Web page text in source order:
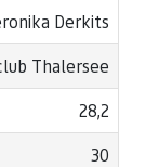
Derkits
Thalersee
28,2
30